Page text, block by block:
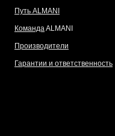
Путь ALMANI
КомандаALMANI
Производители
Гарантии и ответственность